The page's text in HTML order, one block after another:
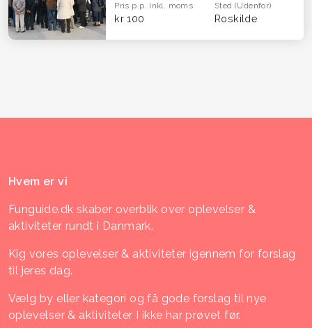
Pris p.p. Inkl. moms
kr 100
Sted(Udenfor)
Roskilde
Hvem er vi
Funguide.dk skaber overblik over oplevelser &
aktiviteter rundt i Danmark.
Kig vores oplevelser & aktiviteter igennem for forslag
til jeres dag.
Vælg by eller kategori og få gode forslag til nye
oplevelser & aktiviteter I ikke har prøvet før.